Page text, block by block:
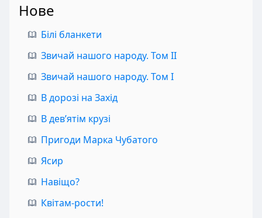
Нове
Білі бланкети
Звичай нашого народу. Том II
Звичай нашого народу. Том I
В дорозі на Захід
В дев’ятім крузі
Пригоди Марка Чубатого
Ясир
Навіщо?
Квітам-рости!